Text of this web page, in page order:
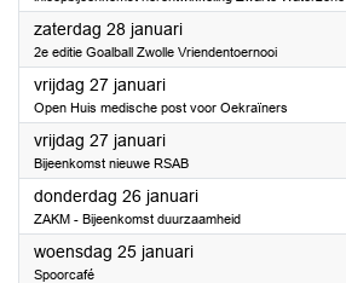
zaterdag 28 januari2023
2e editie Goalball Zwolle Vriendentoernooi
vrijdag 27 januari2023
Open Huis medische post voor Oekraïners
vrijdag 27 januari2023
Bijeenkomst nieuwe RSAB
donderdag 26 januari2023
ZAKM - Bijeenkomst duurzaamheid
woensdag 25 januari2023
Spoorcafé